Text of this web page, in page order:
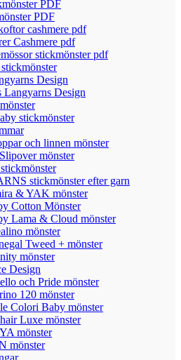
PDF
PDF
cashmere pdf
Cashmere pdf
stickmönster pdf
Design
Langyarns Design
stickmönster
och linnen mönster
mönster
stickmönster efter garn
& YAK mönster
Cotton Mönster
Lama & Cloud mönster
mönster
Tweed + mönster
mönster
Design
och Pride mönster
120 mönster
Colori Baby mönster
Luxe mönster
mönster
mönster